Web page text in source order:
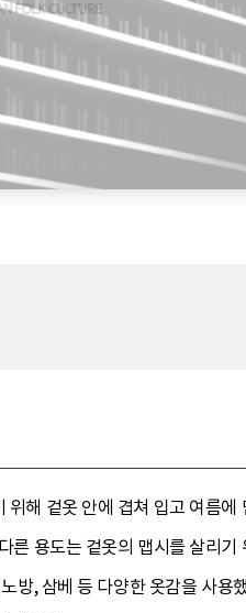
위해 겉옷 안에 겹쳐 입고 여름
른 용도는 겉옷의 맵시를 살리
방, 삼베 등 다양한 옷감을 사